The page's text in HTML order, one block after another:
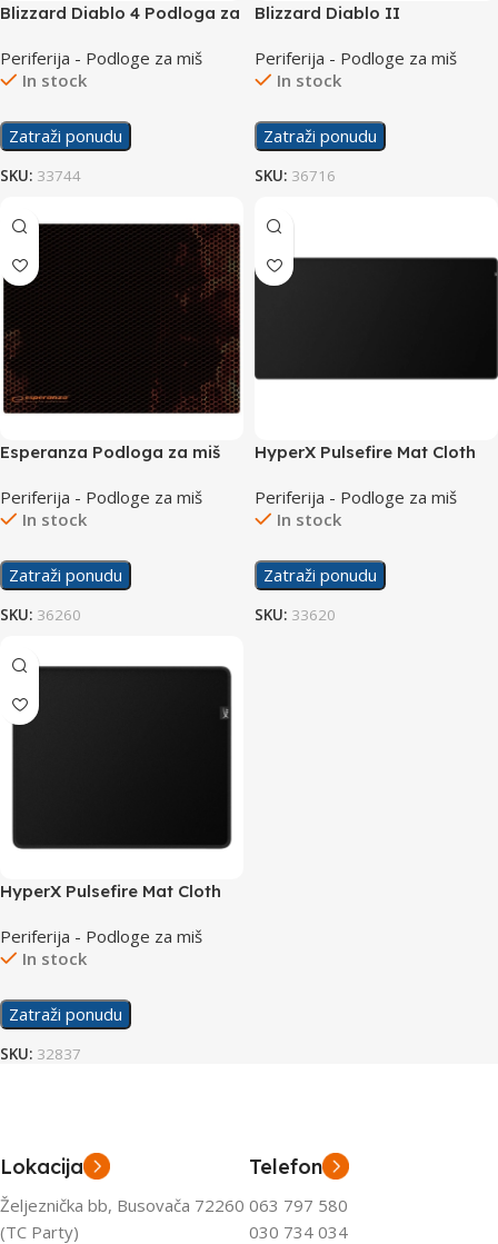
Blizzard Diablo 4 Podloga za
Periferija - Podloge za miš
In stock
Zatraži ponudu
SKU: 33744
Blizzard Diablo II
Podloga za Miš XL
Periferija - Podloge za miš
In stock
Zatraži ponudu
SKU: 36716
Esperanza Podloga za miš
Periferija - Podloge za miš
In stock
Zatraži ponudu
SKU: 36260
HyperX Pulsefire Mat Cloth
Periferija - Podloge za miš
In stock
Zatraži ponudu
SKU: 33620
HyperX Pulsefire Mat Cloth
4Z7X3AA
Periferija - Podloge za miš
In stock
Zatraži ponudu
SKU: 32837
Lokacija
Željeznička bb, Busovača 72260
(TC Party)
Telefon
063 797 580
030 734 034